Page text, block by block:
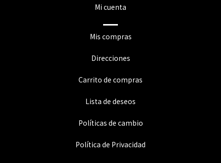
Mi cuenta
Mis compras
Direcciones
Carrito de compras
Lista de deseos
Políticas de cambio
Política de Privacidad